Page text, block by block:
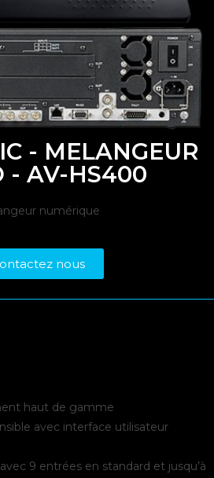
- MELANGEUR
- AV-HS400
numérique
nous
haut de gamme
avec interface utilisateur
9 entrées en standard et jusqu’à